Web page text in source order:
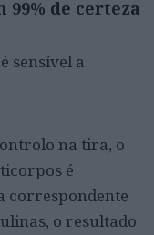
99% de certeza
sensível a
na tira, o
é
correspondente
o resultado